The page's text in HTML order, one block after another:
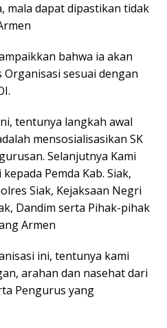
mala dapat dipastikan tidak
bahwa ia akan
sesuai dengan
tentunya langkah awal
mensosialisasikan SK
Selanjutnya Kami
Pemda Kab. Siak,
Siak, Kejaksaan Negri
Dandim serta Pihak-pihak
Armen
ini, tentunya kami
arahan dan nasehat dari
Pengurus yang